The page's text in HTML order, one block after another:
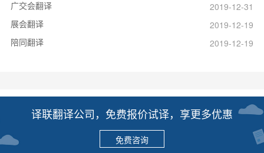
广交会翻译
2019-12-31
展会翻译
2019-12-19
陪同翻译
2019-12-19
译联翻译公司，免费报价试译，享更多优惠
免费咨询